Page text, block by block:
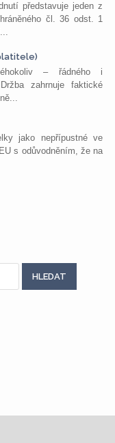
představuje jeden z
čl. 36 odst. 1
– řádného i
zahrnuje faktické
jako nepřípustné ve
s odůvodněním, že na